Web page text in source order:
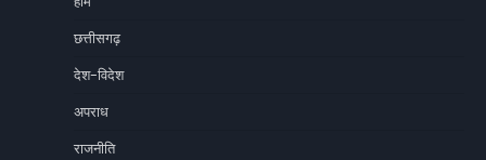
छत्तीसगढ़
देश-विदेश
अपराध
राजनीति